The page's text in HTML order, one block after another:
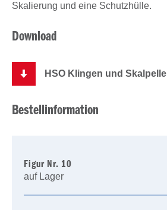
Skalierung und eine Schutzhülle.
Download
HSO Klingen und Skalpelle
Bestellinformation
Figur Nr. 10
auf Lager